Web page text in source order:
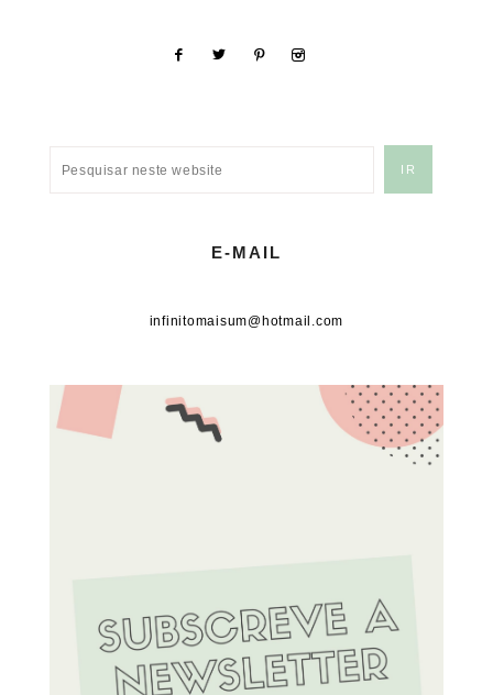
E-MAIL
infinitomaisum@hotmail.com